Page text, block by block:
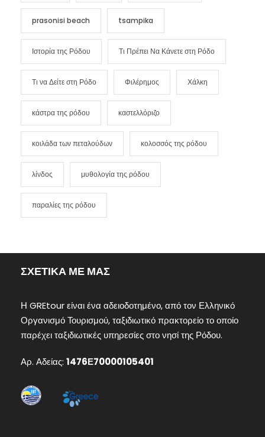
prasonisi beach tsampika
Ιστορία της Ρόδου Τι Πρέπει Να Κάνετε στη Ρόδο
Τι να Δείτε στη Ρόδο Φιλέρημος Χάλκη
κάστρα της ρόδου καστελλόριζο
κοιλάδα των πεταλούδων κολοσσός της ρόδου
λίνδος μυθολογία της ρόδου
παραλίες της ρόδου
ΣΧΕΤΙΚΑ ΜΕ ΜΑΣ
Η GREtour είναι ένα αδειοδοτημένο, από τον Ελληνικό
Οργανισμό Τουρισμού, ταξιδιωτικό πρακτορείο το οποίο
παρέχει ταξιδιωτικές υπηρεσίες στο νησί της Ρόδου.
Αρ. Αδείας: 1476Ε70000105401